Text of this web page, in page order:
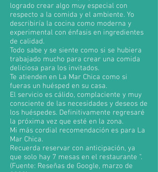
logrado crear algo muy especial con
respecto a la comida y el ambiente. Yo
describiría la cocina como moderna y
experimental con énfasis en ingredientes
de calidad.
Todo sabe y se siente como si se hubiera
trabajado mucho para crear una comida
deliciosa para los invitados.
Te atienden en La Mar Chica como si
fueras un huésped en su casa.
El servicio es cálido, complaciente y muy
consciente de las necesidades y deseos de
los huéspedes. Definitivamente regresaré
la próxima vez que esté en la zona.
Mi más cordial recomendación es para La
Mar Chica.
Recuerda reservar con anticipación, ya
que solo hay 7 mesas en el restaurante ".
(Fuente: Reseñas de Google, marzo de